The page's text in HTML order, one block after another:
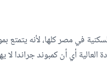
في مصر كلها، لأنه يتمتع
أي أن كمبوند جراندا لا